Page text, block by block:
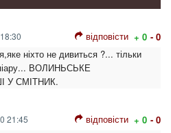
відповісти + 0 - 0
ніхто не дивиться ?... тільки
ВОЛИНЬСЬКЕ
У СМІТНИК.
21:45 відповісти + 0 - 0